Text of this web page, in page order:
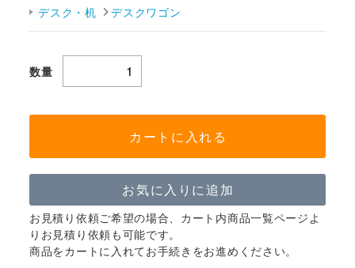
デスク・机
デスクワゴン
数量
カートに入れる
お気に入りに追加
お見積り依頼ご希望の場合、カート内商品一覧ページよ
りお見積り依頼も可能です。
商品をカートに入れてお手続きをお進めください。